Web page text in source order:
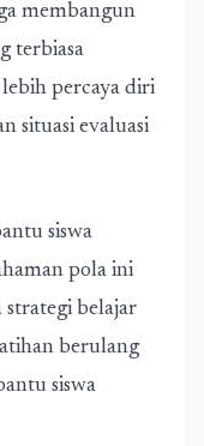
membangun
terbiasa
lebih percaya diri
situasi evaluasi
siswa
pola ini
strategi belajar
berulang
siswa